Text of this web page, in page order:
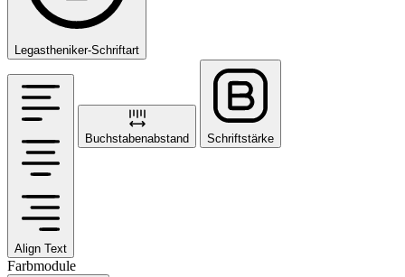
Legastheniker-Schriftart
Align Text
Buchstabenabstand Schriftstärke
Farbmodule